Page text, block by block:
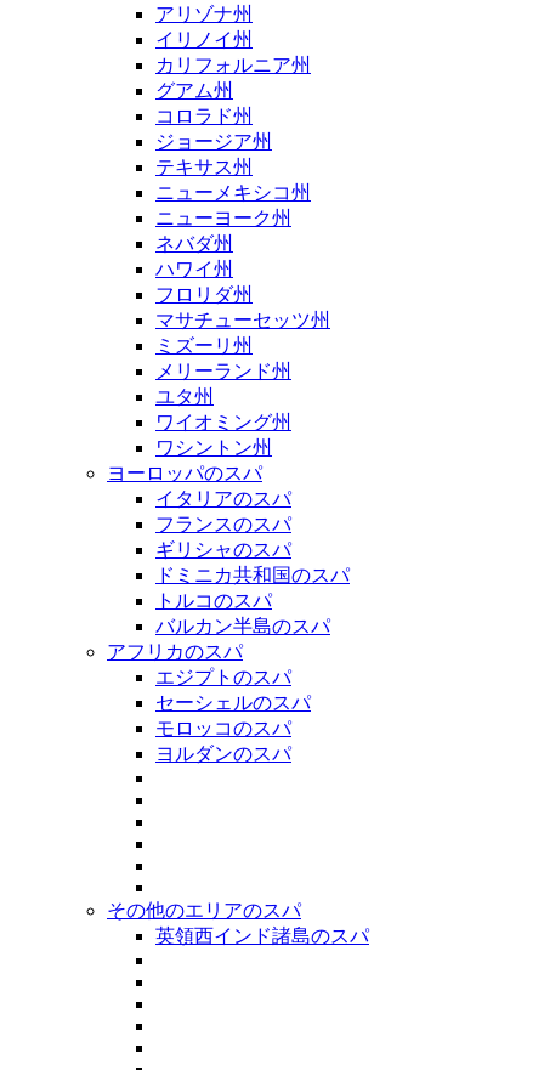
アリゾナ州
イリノイ州
カリフォルニア州
グアム州
コロラド州
ジョージア州
テキサス州
ニューメキシコ州
ニューヨーク州
ネバダ州
ハワイ州
フロリダ州
マサチューセッツ州
ミズーリ州
メリーランド州
ユタ州
ワイオミング州
ワシントン州
ヨーロッパのスパ
イタリアのスパ
フランスのスパ
ギリシャのスパ
ドミニカ共和国のスパ
トルコのスパ
バルカン半島のスパ
アフリカのスパ
エジプトのスパ
セーシェルのスパ
モロッコのスパ
ヨルダンのスパ
その他のエリアのスパ
英領西インド諸島のスパ